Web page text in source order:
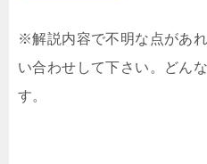
※解説内容で不明な点があ
い合わせして下さい。どん
す。